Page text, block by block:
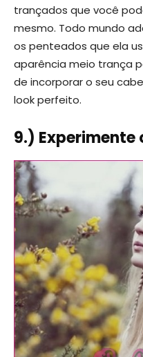
trançados que você
mesmo. Todo mundo
os penteados que ela
aparência meio trança
de incorporar o seu
look perfeito.
9.) Experimente